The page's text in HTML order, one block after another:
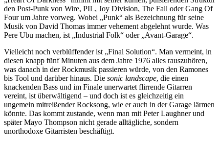
den Post-Punk von Wire, PIL, Joy Division, The Fall oder Gang Of
Four um Jahre vorweg. Wobei „Punk“ als Bezeichnung für seine
Musik von David Thomas immer vehement abgelehnt wurde. Was
Pere Ubu machen, ist „Industrial Folk“ oder „Avant-Garage“.
Vielleicht noch verblüffender ist „Final Solution“. Man vermeint, in
diesen knapp fünf Minuten aus dem Jahre 1976 alles rauszuhören,
was danach in der Rockmusik passieren würde, von den Ramones
bis Tool und darüber hinaus. Die sonic landscape, die einen
knackenden Bass und im Finale unerwartet flirrende Gitarren
vereint, ist überwältigend – und doch ist es gleichzeitig ein
ungemein mitreißender Rocksong, wie er auch in der Garage lärmen
könnte. Das kommt zustande, wenn man mit Peter Laughner und
später Mayo Thompson nicht gerade alltägliche, sondern
unorthodoxe Gitarristen beschäftigt.